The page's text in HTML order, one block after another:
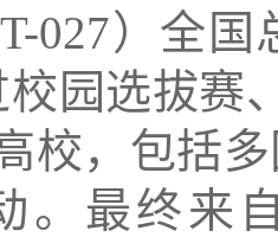
027）全
校园选拔赛
校，包括
。最终来